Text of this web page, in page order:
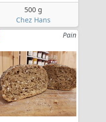
500 g
Chez Hans
Pain